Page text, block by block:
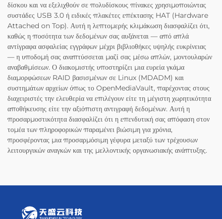
δίσκου και να εξελιχθούν σε πολυδίσκους πίνακες χρησιμοποιώντας
συστάδες USB 3.0 ή ειδικές πλακέτες επέκτασης HAT (Hardware
Attached on Top). Αυτή η λεπτομερής κλιμάκωση διασφαλίζει ότι,
καθώς η ποσότητα των δεδομένων σας αυξάνεται — από απλά
αντίγραφα ασφαλείας εγγράφων μέχρι βιβλιοθήκες υψηλής ευκρίνειας
— η υποδομή σας αναπτύσσεται μαζί σας μέσω απλών, μοντουλαρών
αναβαθμίσεων. Ο διακομιστής υποστηρίζει μια ευρεία γκάμα
διαμορφώσεων RAID βασισμένων σε Linux (MDADM) και
συστημάτων αρχείων όπως το OpenMediaVault, παρέχοντας στους
διαχειριστές την ελευθερία να επιλέγουν είτε τη μέγιστη χωρητικότητα
αποθήκευσης είτε την αξιόπιστη αντιγραφή δεδομένων. Αυτή η
προσαρμοστικότητα διασφαλίζει ότι η επενδυτική σας απόφαση στον
τομέα των πληροφορικών παραμένει βιώσιμη για χρόνια,
προσφέροντας μια προσαρμόσιμη γέφυρα μεταξύ των τρέχουσων
λειτουργικών αναγκών και της μελλοντικής οργανωσιακής ανάπτυξης.